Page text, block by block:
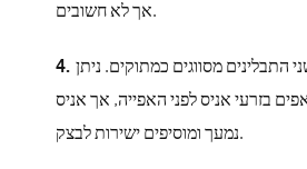
אך לא חשובים.
התבלינים מסווגים כמתוקים. ניתן
בזרעי אניס לפני האפייה, אך אניס
נמעך ומוסיפים ישירות לבצק.